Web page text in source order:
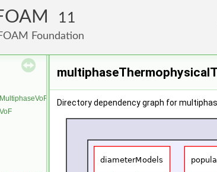
11
Foundation
Directory dependency graph for